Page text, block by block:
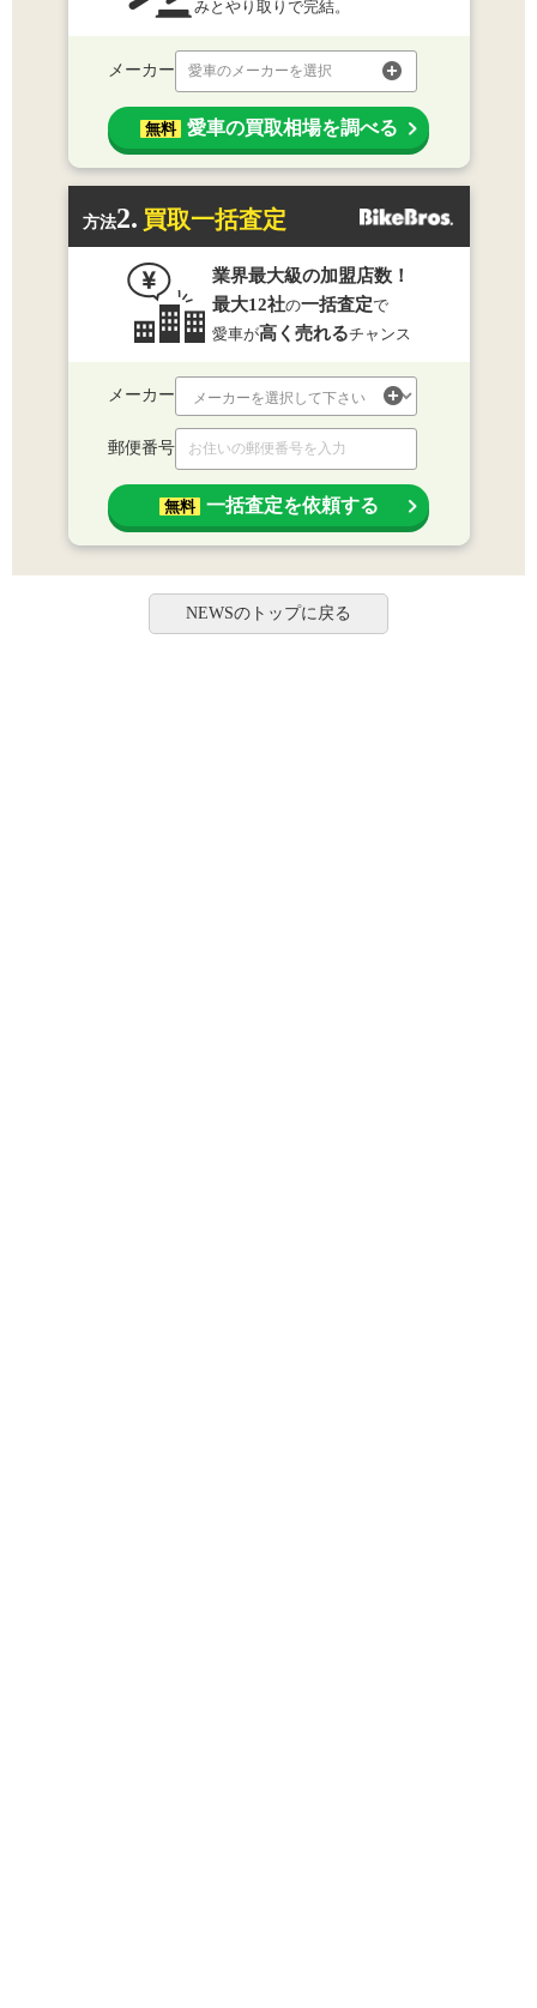
みとやり取りで完結。
メーカー 愛車のメーカーを選択
無料 愛車の買取相場を調べる
方法2. 買取一括査定
業界最大級の加盟店数！
最大12社の一括査定で
愛車が高く売れるチャンス
メーカー
郵便番号
無料 一括査定を依頼する
NEWSのトップに戻る